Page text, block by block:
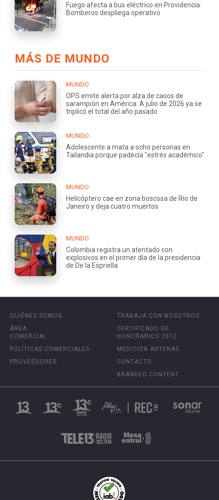
Fuego afecta a bus eléctrico en Providencia:
Bomberos despliega operativo
MÁS DE MUNDO
MUNDO
OPS emite alerta por alza de casos de
sarampión en América: A julio de 2026 ya se
triplicó el total del año pasado
MUNDO
Adolescente a mata a ocho personas en
Tailandia porque padecía "estrés académico"
MUNDO
Helicóptero cae en zona boscosa de Río de
Janeiro y deja cuatro muertos
MUNDO
Colombia registra un atentado con
explosivos en el primer día de la presidencia
de De la Espriella
QUIÉNES SOMOS
ÁREA
COMERCIAL
POLÍTICAS COMERCIALES
PROVEEDORES
TRABAJA CON NOSOTROS
CERTIFICADO DE
HONORARIOS 2012
MEDICIÓN ANTENAS
CONTACTO
BRANDED CONTENT